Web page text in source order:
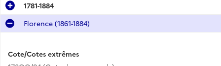
1781-1884
Florence (1861-1884)
Cote/Cotes extrêmes